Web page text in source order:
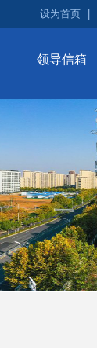
设为首页
领导信箱